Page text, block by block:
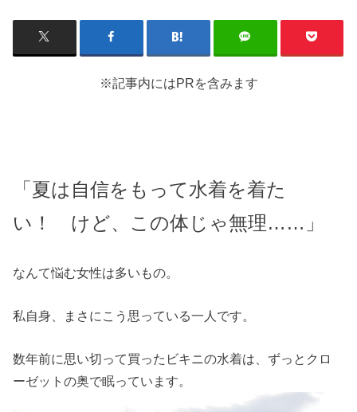
※記事内にはPRを含みます
「夏は自信をもって水着を着た
い！ けど、この体じゃ無理……」
なんて悩む女性は多いもの。
私自身、まさにこう思っている一人です。
数年前に思い切って買ったビキニの水着は、ずっとクロ
ーゼットの奥で眠っています。